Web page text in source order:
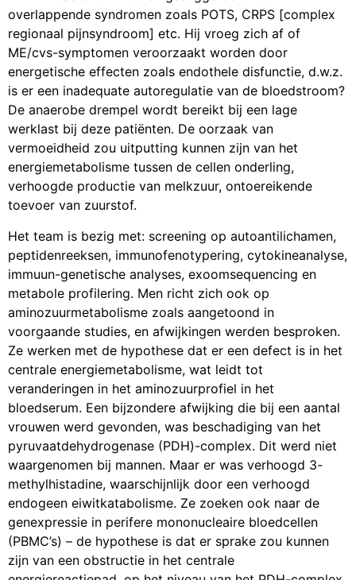
overlappende syndromen zoals POTS, CRPS [complex
regionaal pijnsyndroom] etc. Hij vroeg zich af of
ME/cvs-symptomen veroorzaakt worden door
energetische effecten zoals endothele disfunctie, d.w.z.
is er een inadequate autoregulatie van de bloedstroom?
De anaerobe drempel wordt bereikt bij een lage
werklast bij deze patiënten. De oorzaak van
vermoeidheid zou uitputting kunnen zijn van het
energiemetabolisme tussen de cellen onderling,
verhoogde productie van melkzuur, ontoereikende
toevoer van zuurstof.
Het team is bezig met: screening op autoantilichamen,
peptidenreeksen, immunofenotypering, cytokineanalyse,
immuun-genetische analyses, exoomsequencing en
metabole profilering. Men richt zich ook op
aminozuurmetabolisme zoals aangetoond in
voorgaande studies, en afwijkingen werden besproken.
Ze werken met de hypothese dat er een defect is in het
centrale energiemetabolisme, wat leidt tot
veranderingen in het aminozuurprofiel in het
bloedserum. Een bijzondere afwijking die bij een aantal
vrouwen werd gevonden, was beschadiging van het
pyruvaatdehydrogenase (PDH)-complex. Dit werd niet
waargenomen bij mannen. Maar er was verhoogd 3-
methylhistadine, waarschijnlijk door een verhoogd
endogeen eiwitkatabolisme. Ze zoeken ook naar de
genexpressie in perifere mononucleaire bloedcellen
(PBMC’s) – de hypothese is dat er sprake zou kunnen
zijn van een obstructie in het centrale